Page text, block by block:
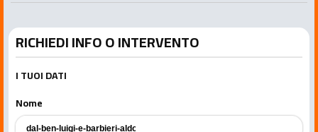
RICHIEDI INFO O INTERVENTO
I TUOI DATI
Nome